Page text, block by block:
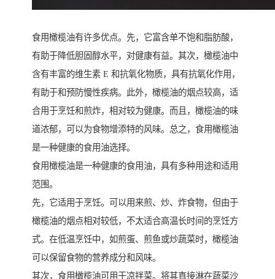
食用橄榄油有许多优点。先，它富含单不饱和脂肪酸，
有助于降低胆固醇水平，对健康有益。其次，橄榄油中
含有丰富的维生素 E 和抗氧化物质，具有抗氧化作用，
有助于和预防慢性疾病。此外，橄榄油的烟点较高，适
合用于烹饪和煎炸，相对较为健康。而且，橄榄油的味
道浓郁，可以为食物增添特的风味。总之，食用橄榄油
是一种健康的食用油选择。
食用橄榄油是一种健康的食用油，具有多种用途和适用
范围。
先，它适用于烹饪。可以用来煎、炒、炸食物，但由于
橄榄油的烟点相对较低，不太适合高温长时间的烹饪方
式。在低温烹饪中，如煎蛋、煎鱼或炒蔬菜时，橄榄油
可以保留食物的营养成分和风味。
其次，食用橄榄油可用于凉拌菜。将其直接淋在蔬菜沙